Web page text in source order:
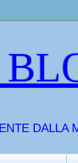
DALLA